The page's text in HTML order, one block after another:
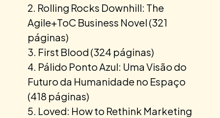
Rolling Rocks Downhill: The
Agile+ToC Business Novel (321
páginas)
First Blood (324 páginas)
Pálido Ponto Azul: Uma Visão do
Futuro da Humanidade no Espaço
(418 páginas)
Loved: How to Rethink Marketing